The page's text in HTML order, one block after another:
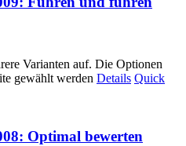
Varianten auf. Die Optionen
gewählt werden Details Quick
Optimal bewerten